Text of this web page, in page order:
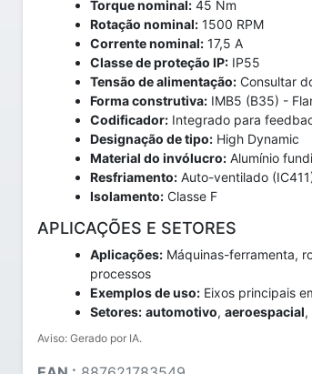
Torque nominal: 45 Nm
Rotação nominal: 1500 RPM
Corrente nominal: 17,5 A
Classe de proteção IP: IP55
Tensão de alimentação: Consultar
Forma construtiva: IMB5 (B35) -
Codificador: Integrado para
Designação de tipo: High Dynamic
Material do invólucro: Alumínio
Resfriamento: Auto-ventilado
Isolamento: Classe F
APLICAÇÕES E SETORES
Aplicações: Máquinas-ferramenta,
processos
Exemplos de uso: Eixos principais
Setores: automotivo, aeroespacial,
Aviso: Gerado por IA.